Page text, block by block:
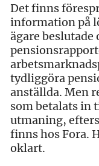
Det finns
information på
ägare
tydliggöra
anställda. Men
som betalats in
utmaning,
finns hos Fora.
oklart.